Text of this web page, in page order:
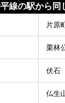
線の駅から同
片原
栗林
伏石
仏生